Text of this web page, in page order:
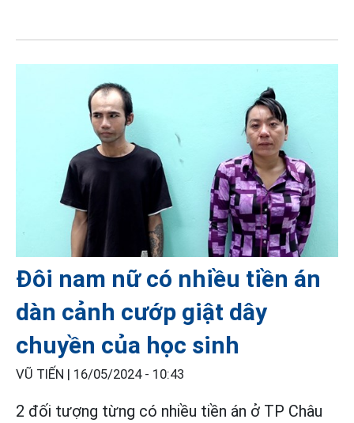
Đôi nam nữ có nhiều tiền án
dàn cảnh cướp giật dây
chuyền của học sinh
VŨ TIẾN | 16/05/2024 - 10:43
2 đối tượng từng có nhiều tiền án ở TP Châu